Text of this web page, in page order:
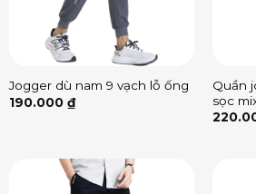
Jogger dù nam 9 vạch lỗ ống
190.000 ₫
Quần
sọc